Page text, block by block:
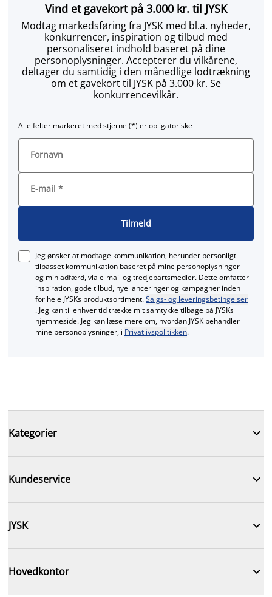
Vind et gavekort på 3.000 kr. til JYSK
Modtag markedsføring fra JYSK med bl.a. nyheder,
konkurrencer, inspiration og tilbud med
personaliseret indhold baseret på dine
personoplysninger. Accepterer du vilkårene,
deltager du samtidig i den månedlige lodtrækning
om et gavekort til JYSK på 3.000 kr. Se
konkurrencevilkår.
Alle felter markeret med stjerne (*) er obligatoriske
Fornavn
E-mail *
Tilmeld
Jeg ønsker at modtage kommunikation, herunder personligt
tilpasset kommunikation baseret på mine personoplysninger
og min adfærd, via e‑mail og tredjepartsmedier. Dette omfatter
inspiration, gode tilbud, nye lanceringer og kampagner inden
for hele JYSKs produktsortiment.Salgs- og leveringsbetingelser
. Jeg kan til enhver tid trække mit samtykke tilbage på JYSKs
hjemmeside. Jeg kan læse mere om, hvordan JYSK behandler
mine personoplysninger, i Privatlivspolitikken.
Kategorier 
Kundeservice 
JYSK 
Hovedkontor 